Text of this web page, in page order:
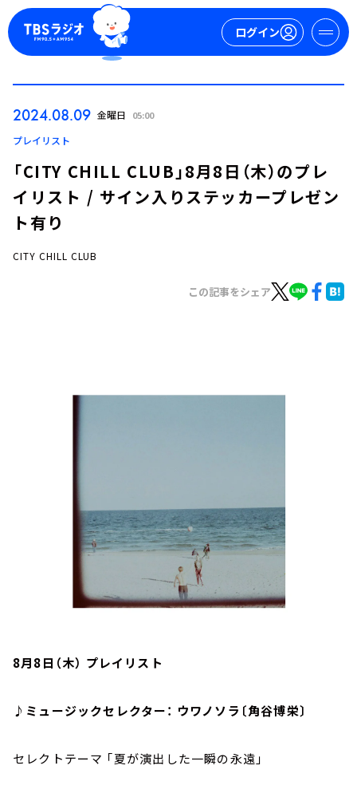
ログイン
2024.08.09 金曜日 05:00
プレイリスト
「CITY CHILL CLUB」8月8日（木）のプレ
イリスト / サイン入りステッカープレゼン
ト有り
CITY CHILL CLUB
この記事をシェア
8月8日（木） プレイリスト
♪ミュージックセレクター： ウワノソラ〔角谷博栄〕
セレクトテーマ ｢夏が演出した一瞬の永遠｣